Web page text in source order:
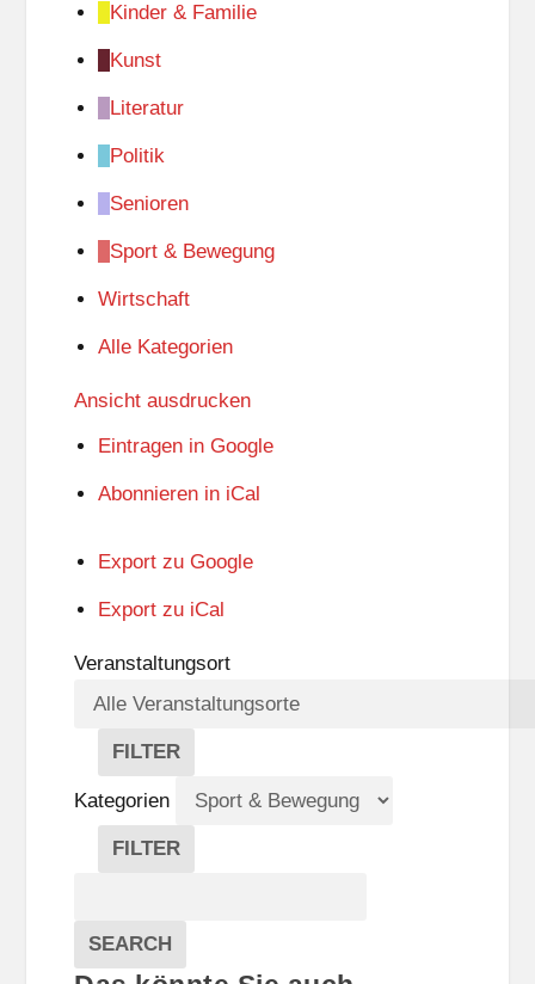
Kinder & Familie
Kunst
Literatur
Politik
Senioren
Sport & Bewegung
Wirtschaft
Alle Kategorien
Ansicht ausdrucken
Eintragen in Google
Abonnieren in iCal
Export zu Google
Export zu iCal
Veranstaltungsort
FILTER
V
E
R
A
A
L
Kategorien
FILTER
E
G
Veranstaltungen
SEARCH